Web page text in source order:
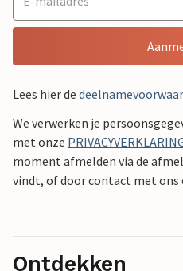
Lees hier de
We verwerken je
met onze
moment afmelden via de
vindt, of door contact met ons
Ontdekken